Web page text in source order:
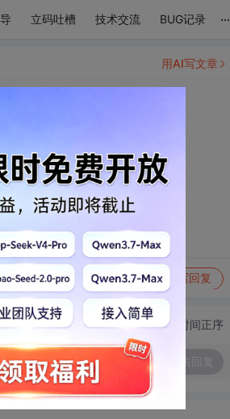
立码吐槽 技术交流 BUG记录 ...
写回复
用AI写文章
切换为时间正序